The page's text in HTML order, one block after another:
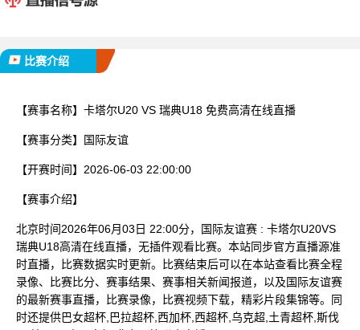
比赛介绍
【赛事名称】 卡塔尔U20 VS 瑞典U18 免费高清在线直播
【赛事分类】 国际友谊
【开赛时间】 2026-06-03 22:00:00
【赛事介绍】
北京时间2026年06月03日 22:00分，国际友谊赛 : 卡塔尔U20VS
瑞典U18高清在线直播，无插件观看比赛。本站同步官方直播源准
时直播，比赛数据实时更新。比赛结束后可以在本站查看比赛全程
录像、比赛比分、赛事结果、赛事相关新闻报道，以及国际友谊赛
的最新赛事直播，比赛录像，比赛视频下载，精彩片段集锦等。同
时还提供巴女超杯,巴拉超杯,西加杯,西超杯,乌克超,土青超杯,斯伐